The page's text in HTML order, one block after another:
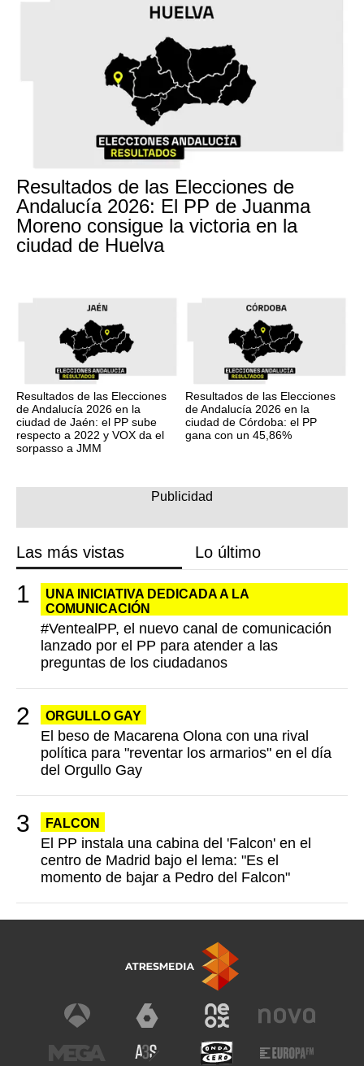
Resultados de las Elecciones de
Andalucía 2026: El PP de Juanma
Moreno consigue la victoria en la
ciudad de Huelva
Resultados de las Elecciones
de Andalucía 2026 en la
ciudad de Jaén: el PP sube
respecto a 2022 y VOX da el
sorpasso a JMM
Resultados de las Elecciones
de Andalucía 2026 en la
ciudad de Córdoba: el PP
gana con un 45,86%
Las más vistas Lo último
UNA INICIATIVA DEDICADA A LA
COMUNICACIÓN
#VentealPP, el nuevo canal de comunicación
lanzado por el PP para atender a las
preguntas de los ciudadanos
ORGULLO GAY
El beso de Macarena Olona con una rival
política para "reventar los armarios" en el día
del Orgullo Gay
FALCON
El PP instala una cabina del 'Falcon' en el
centro de Madrid bajo el lema: "Es el
momento de bajar a Pedro del Falcon"